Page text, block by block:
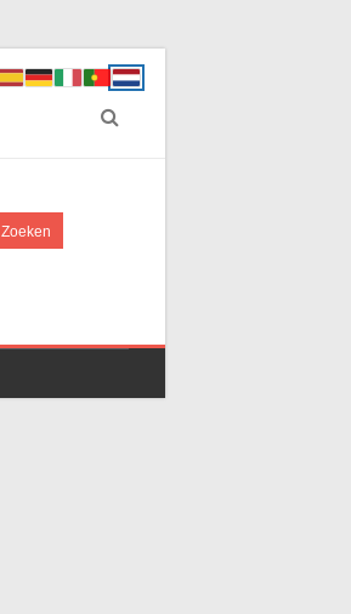
Zoeken